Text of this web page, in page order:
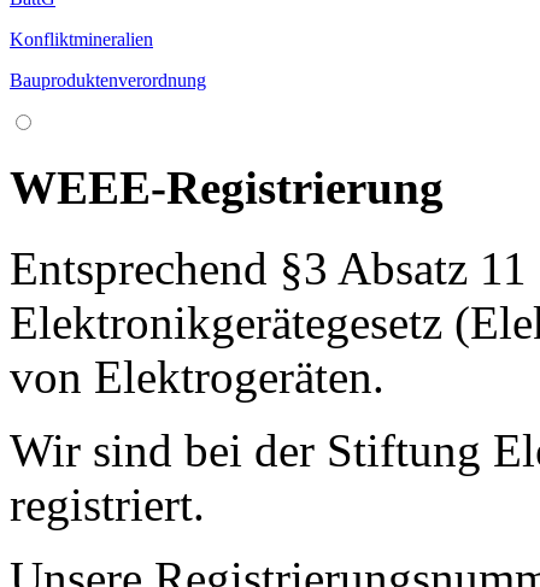
Konfliktmineralien
Bauproduktenverordnung
WEEE-Registrierung
Entsprechend §3 Absatz
Elektronikgerätegesetz
von Elektrogeräten.
Wir sind bei der Stiftung
registriert.